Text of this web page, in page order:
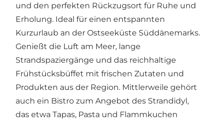
und den perfekten Rückzugsort für Ruhe und
Erholung. Ideal für einen entspannten
Kurzurlaub an der Ostseeküste Süddänemarks.
Genießt die Luft am Meer, lange
Strandspaziergänge und das reichhaltige
Frühstücksbüffet mit frischen Zutaten und
Produkten aus der Region. Mittlerweile gehört
auch ein Bistro zum Angebot des Strandidyl,
das etwa Tapas, Pasta und Flammkuchen